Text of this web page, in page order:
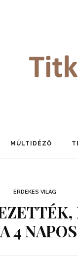
MÚLTIDÉZŐ
ÉRDEKES VILÁG
4